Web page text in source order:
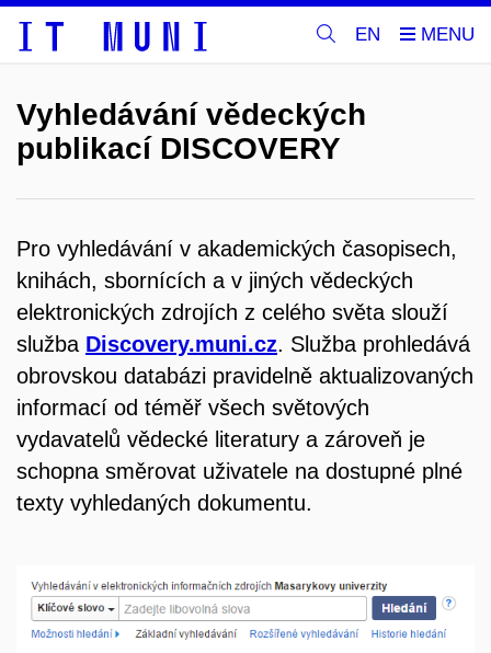
EN
Vyhledávání vědeckých
publikací DISCOVERY
Pro vyhledávání v akademických časopisech,
knihách, sbornících a v jiných vědeckých
elektronických zdrojích z celého světa slouží
služba Discovery.muni.cz. Služba prohledává
obrovskou databázi pravidelně aktualizovaných
informací od téměř všech světových
vydavatelů vědecké literatury a zároveň je
schopna směrovat uživatele na dostupné plné
texty vyhledaných dokumentu.